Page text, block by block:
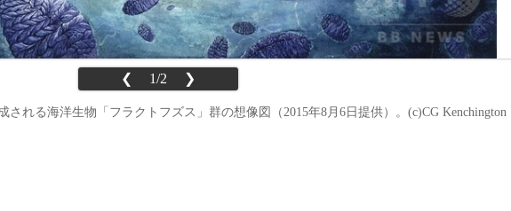
❮ 1/2 ❯
れる海洋生物「フラクトフズス」群の想像図（2015年8月6日提供）。(c)CG Kenchington